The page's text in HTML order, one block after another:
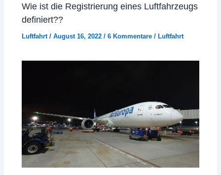
Wie ist die Registrierung eines Luftfahrzeugs
definiert??
Luftfahrt/August 16, 2022/6 Kommentare /Luftfahrt